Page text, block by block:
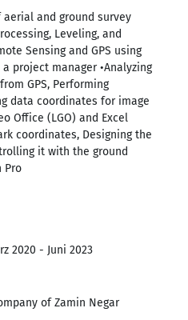
and ground survey
Leveling, and
Sensing and GPS using
a project manager •Analyzing
GPS, Performing
data coordinates for image
Office (LGO) and Excel
coordinates, Designing the
it with the ground
Pro
2020 - Juni 2023
of Zamin Negar